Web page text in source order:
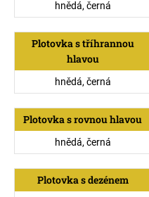
hnědá, černá
Plotovka s tříhrannou
hlavou
hnědá, černá
Plotovka s rovnou hlavou
hnědá, černá
Plotovka s dezénem